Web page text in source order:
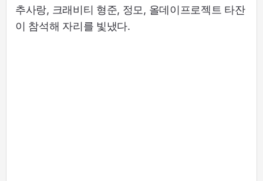
추사랑, 크래비티 형준, 정모, 올데이프로젝트 타잔
이 참석해 자리를 빛냈다.